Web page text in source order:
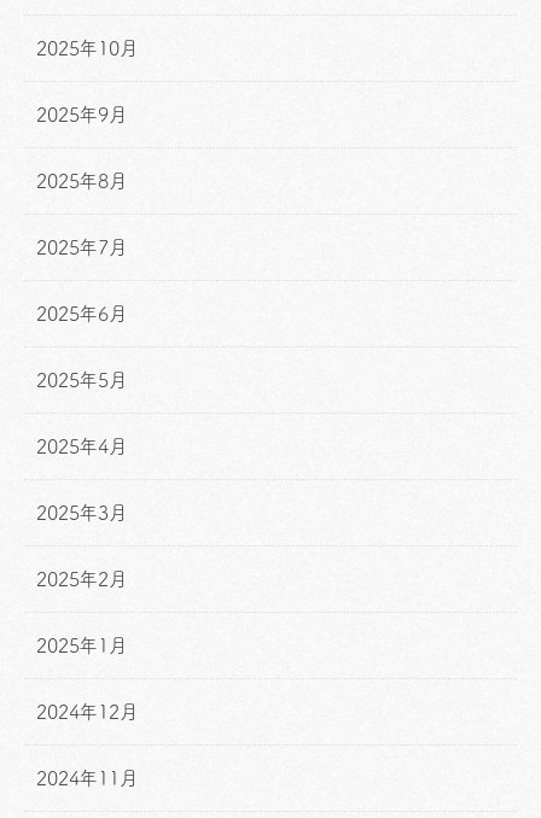
2025年10月
2025年9月
2025年8月
2025年7月
2025年6月
2025年5月
2025年4月
2025年3月
2025年2月
2025年1月
2024年12月
2024年11月